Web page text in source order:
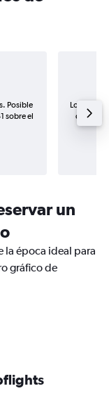
Posible
sobre el
Los
de
un
la época ideal para
gráfico de